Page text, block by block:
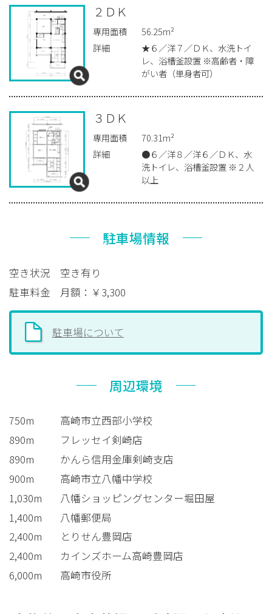
２ＤＫ
専用面積
56.25m²
詳細
★６／洋７／ＤＫ、水洗トイ
レ、浴槽釜設置 ※高齢者・障
がい者（単身者可）
３ＤＫ
専用面積
70.31m²
詳細
●６／洋８／洋６／ＤＫ、水
洗トイレ、浴槽釜設置 ※２人
以上
駐車場情報
空き状況
空き有り
駐車料金
月額：￥3,300
駐車場について
周辺環境
750m
高崎市立西部小学校
890m
フレッセイ剣崎店
890m
かんら信用金庫剣崎支店
900m
高崎市立八幡中学校
1,030m
八幡ショッピングセンター堀田屋
1,400m
八幡郵便局
2,400m
とりせん豊岡店
2,400m
カインズホーム高崎豊岡店
6,000m
高崎市役所